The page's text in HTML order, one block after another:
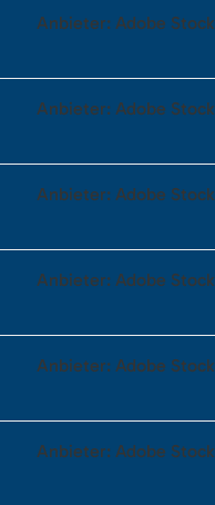
Anbieter: Adobe Stock
Anbieter: Adobe Stock
Anbieter: Adobe Stock
Anbieter: Adobe Stock
Anbieter: Adobe Stock
Anbieter: Adobe Stock